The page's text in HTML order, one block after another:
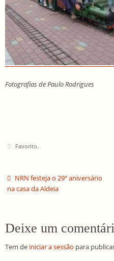
Fotografias de Paulo Rodrigues
Favorito.
NRN festeja o 29º aniversário
na casa da Aldeia
Deixe um
Tem de iniciar a sessão para